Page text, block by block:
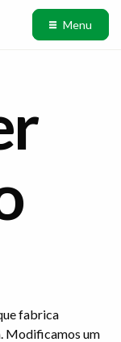
Menu
fabrica
Modificamos um